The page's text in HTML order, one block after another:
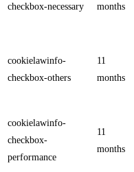
checkbox-necessary
months
cookielawinfo-
checkbox-others
11
months
cookielawinfo-
checkbox-
performance
11
months